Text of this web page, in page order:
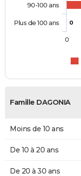
0
90-100 ans
Plus de 100 ans
0
Famille DAGONIA
Moins de 10 ans
De 10 à 20 ans
De 20 à 30 ans